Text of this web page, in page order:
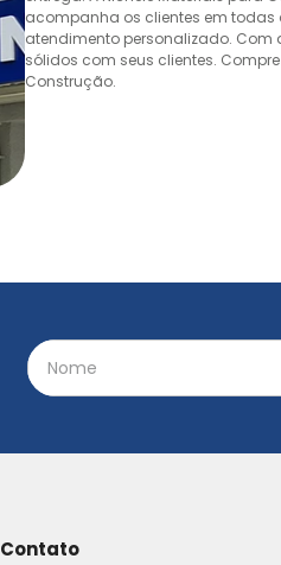
acompanha os clientes em todas
atendimento personalizado. Com
sólidos com seus clientes.
Construção.
Contato